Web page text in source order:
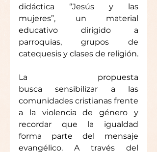
didáctica “Jesús y las
mujeres”, un material
educativo dirigido a
parroquias, grupos de
catequesis y clases de religión.
La propuesta
busca sensibilizar a las
comunidades cristianas frente
a la violencia de género y
recordar que la igualdad
forma parte del mensaje
evangélico. A través del